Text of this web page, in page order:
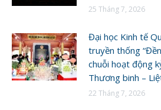
25 Tháng 7, 2026
Đại học Kinh tế
truyền thống
chuỗi hoạt động
Thương binh –
22 Tháng 7, 2026